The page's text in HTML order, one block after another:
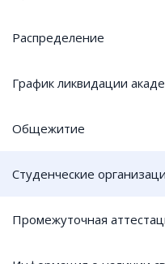
Распределение
График ликвидации
Общежитие
Студенческие
Промежуточная